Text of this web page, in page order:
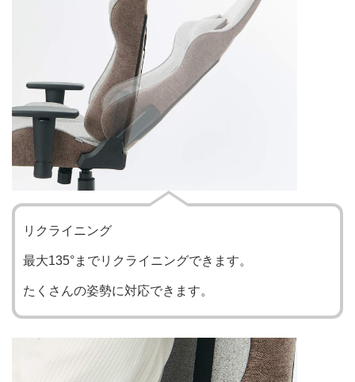
リクライニング
最大135°までリクライニングできます。
たくさんの姿勢に対応できます。